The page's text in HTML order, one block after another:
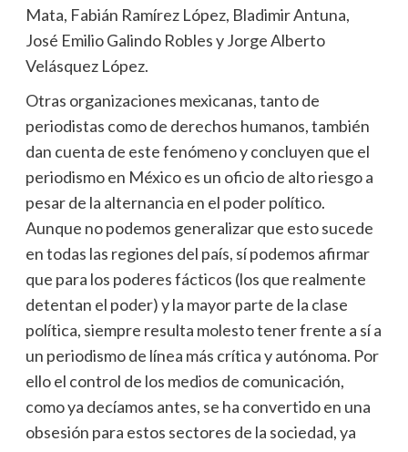
Mata, Fabián Ramírez López, Bladimir Antuna,
José Emilio Galindo Robles y Jorge Alberto
Velásquez López.
Otras organizaciones mexicanas, tanto de
periodistas como de derechos humanos, también
dan cuenta de este fenómeno y concluyen que el
periodismo en México es un oficio de alto riesgo a
pesar de la alternancia en el poder político.
Aunque no podemos generalizar que esto sucede
en todas las regiones del país, sí podemos afirmar
que para los poderes fácticos (los que realmente
detentan el poder) y la mayor parte de la clase
política, siempre resulta molesto tener frente a sí a
un periodismo de línea más crítica y autónoma. Por
ello el control de los medios de comunicación,
como ya decíamos antes, se ha convertido en una
obsesión para estos sectores de la sociedad, ya